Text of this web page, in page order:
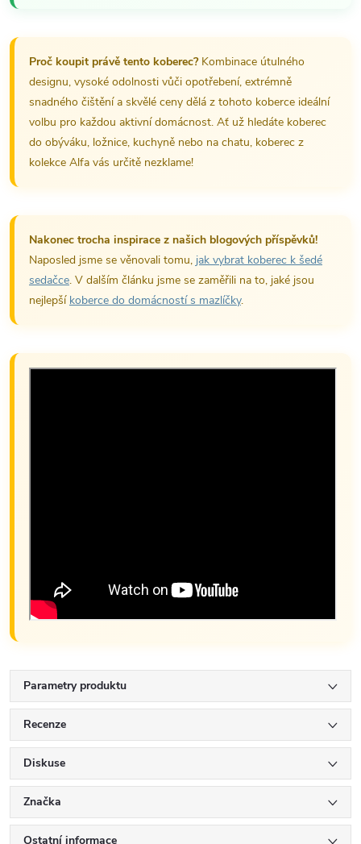
Proč koupit právě tento koberec?Kombinace útulného
designu, vysoké odolnosti vůči opotřebení, extrémně
snadného čištění a skvělé ceny dělá z tohoto koberce ideální
volbu pro každou aktivní domácnost. Ať už hledáte koberec
do obýváku, ložnice, kuchyně nebo na chatu, koberec z
kolekce Alfa vás určitě nezklame!
Nakonec trocha inspirace z našich blogových příspěvků!
Naposled jsme se věnovali tomu, jak vybrat koberec k šedé
sedačce. V dalším článku jsme se zaměřili na to, jaké jsou
nejlepší koberce do domácností s mazlíčky.
Parametry produktu
Recenze
Diskuse
Značka
Ostatní informace